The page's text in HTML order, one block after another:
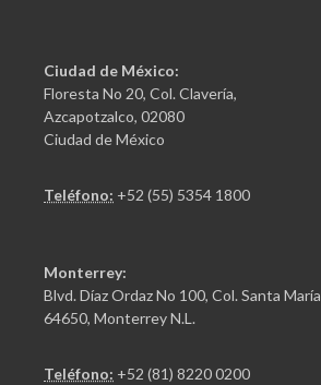
Ciudad de México:
Floresta No 20, Col. Clavería,
Azcapotzalco, 02080
Ciudad de México
Teléfono: +52 (55) 5354 1800
Monterrey:
Blvd. Díaz Ordaz No 100, Col. Santa María
64650, Monterrey N.L.
Teléfono: +52 (81) 8220 0200